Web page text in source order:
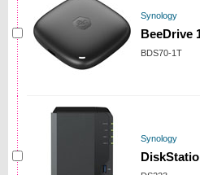
Synology
BeeDrive
BDS70-1T
Synology